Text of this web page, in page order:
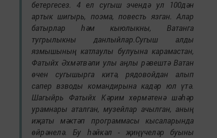
бетергесез. 4 ел сугыш эчендә ул 100дән
артык шигырь, поэма, повесть язган. Алар
батырлар һәм кыюлыкны, Ватанга
тугрылыкны данлыйлар.Сугыш алды
язмышының катлаулы булуына карамастан,
Фатыйх Әхмәтвәли улы аңлы рәвештә Ватан
өчен сугышырга китә, рядовойдан алып
сапер взводы командирына кадәр юл үтә.
Шагыйрь Фатыйх Кәрим хөрмәтенә шәһәр
урамнары аталган, музейлар ачылган, аның
иҗаты мәктәп программасы кысаларында
өйрәнелә. Бу һәйкәл - җиңүчеләр буыны